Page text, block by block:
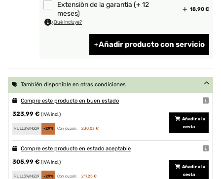
Extensiòn de la garantìa (+ 12
meses)
18,90 €
¿Qué incluye?
Añadir producto con servicio
También disponible en otras condiciones
Compre este producto en buen estado
323,99 € (IVA incl.)
FULLSWING29 -29% Con cupón: 230,03 €
Añadir a la
cesta
Compre este producto en estado aceptable
305,99 € (IVA incl.)
FULLSWING29 -29% Con cupón: 217,25 €
Añadir a la
cesta